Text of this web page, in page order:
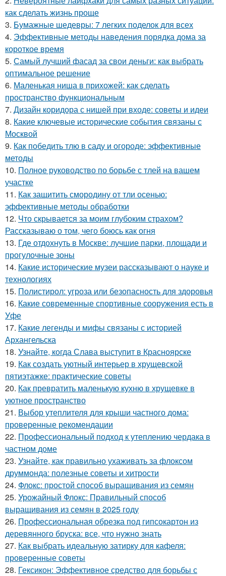
как сделать жизнь проще
3. Бумажные шедевры: 7 легких поделок для всех
4. Эффективные методы наведения порядка дома за
короткое время
5. Самый лучший фасад за свои деньги: как выбрать
оптимальное решение
6. Маленькая ниша в прихожей: как сделать
пространство функциональным
7. Дизайн коридора с нишей при входе: советы и идеи
8. Какие ключевые исторические события связаны с
Москвой
9. Как победить тлю в саду и огороде: эффективные
методы
10. Полное руководство по борьбе с тлей на вашем
участке
11. Как защитить смородину от тли осенью:
эффективные методы обработки
12. Что скрывается за моим глубоким страхом?
Рассказываю о том, чего боюсь как огня
13. Где отдохнуть в Москве: лучшие парки, площади и
прогулочные зоны
14. Какие исторические музеи рассказывают о науке и
технологиях
15. Полистирол: угроза или безопасность для здоровья
16. Какие современные спортивные сооружения есть в
Уфе
17. Какие легенды и мифы связаны с историей
Архангельска
18. Узнайте, когда Слава выступит в Красноярске
19. Как создать уютный интерьер в хрущевской
пятиэтажке: практические советы
20. Как превратить маленькую кухню в хрущевке в
уютное пространство
21. Выбор утеплителя для крыши частного дома:
проверенные рекомендации
22. Профессиональный подход к утеплению чердака в
частном доме
23. Узнайте, как правильно ухаживать за флоксом
друммонда: полезные советы и хитрости
24. Флокс: простой способ выращивания из семян
25. Урожайный Флокс: Правильный способ
выращивания из семян в 2025 году
26. Профессиональная обрезка под гипсокартон из
деревянного бруска: все, что нужно знать
27. Как выбрать идеальную затирку для кафеля:
проверенные советы
28. Гексикон: Эффективное средство для борьбы с